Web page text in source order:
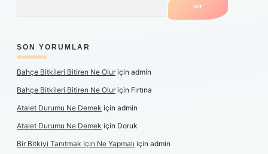
SON YORUMLAR
Bahçe Bitkileri Bitiren Ne Oluriçin admin
Bahçe Bitkileri Bitiren Ne Oluriçin Fırtına
Atalet Durumu Ne Demek için admin
Atalet Durumu Ne Demek için Doruk
Bir Bitkiyi Tanıtmak Için Ne Yapmalı için admin